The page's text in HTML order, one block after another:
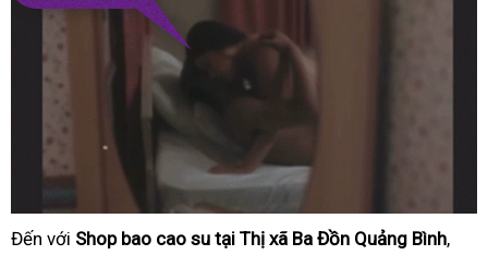
Đến với Shop bao cao su tại Thị xã Ba Đồn Quảng Bình,